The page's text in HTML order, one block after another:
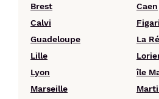
Brest
Caen
Calvi
Figari
Guadeloupe
La
Lille
Lyon
île
Marseille